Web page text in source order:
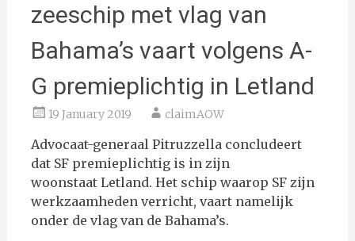
zeeschip met vlag van
Bahama’s vaart volgens A-
G premieplichtig in Letland
19 January 2019 claimAOW
Advocaat-generaal Pitruzzella concludeert
dat SF premieplichtig is in zijn
woonstaat Letland. Het schip waarop SF zijn
werkzaamheden verricht, vaart namelijk
onder de vlag van de Bahama’s.